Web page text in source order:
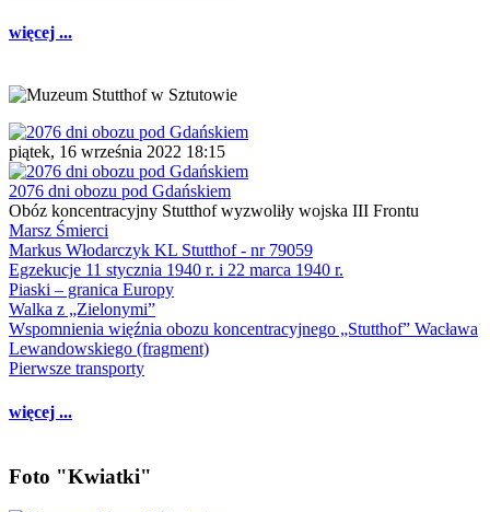
więcej ...
piątek, 16 września 2022 18:15
2076 dni obozu pod Gdańskiem
Obóz koncentracyjny Stutthof wyzwoliły wojska III Frontu
Marsz Śmierci
Markus Włodarczyk KL Stutthof - nr 79059
Egzekucje 11 stycznia 1940 r. i 22 marca 1940 r.
Piaski – granica Europy
Walka z „Zielonymi”
Wspomnienia więźnia obozu koncentracyjnego „Stutthof” Wacława
Lewandowskiego (fragment)
Pierwsze transporty
więcej ...
Foto "Kwiatki"